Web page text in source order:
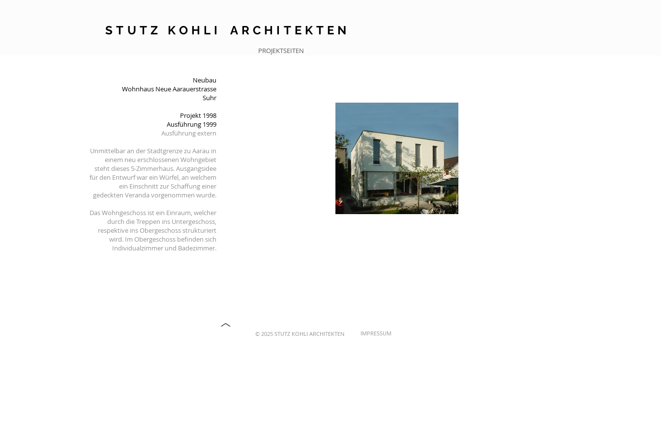
STUTZ KOHLI ARCHITEKTEN
PROJEKTSEITEN
Neubau
Wohnhaus Neue Aarauerstrasse
Suhr
Projekt 1998
Ausführung 1999
Ausführung extern
Unmittelbar an der Stadtgrenze zu Aarau in
einem neu erschlossenen Wohngebiet
steht dieses 5-Zimmerhaus. Ausgangsidee
für den Entwurf war ein Würfel, an welchem
ein Einschnitt zur Schaffung einer
gedeckten Veranda vorgenommen wurde.
Das Wohngeschoss ist ein Einraum, welcher
durch die Treppen ins Untergeschoss,
respektive ins Obergeschoss strukturiert
wird. Im Obergeschoss befinden sich
Individualzimmer und Badezimmer.
© 2025 STUTZ KOHLI ARCHITEKTEN IMPRESSUM